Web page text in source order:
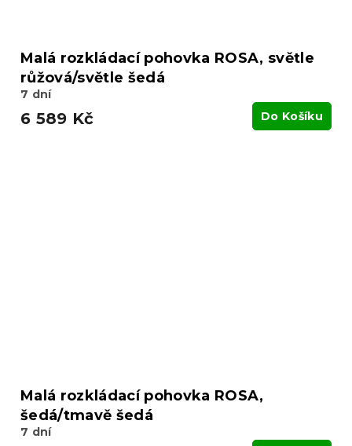
Malá rozkládací pohovka ROSA, světle
růžová/světle šedá
7 dní
6 589 Kč Do Košíku
Malá rozkládací pohovka ROSA,
šedá/tmavě šedá
7 dní